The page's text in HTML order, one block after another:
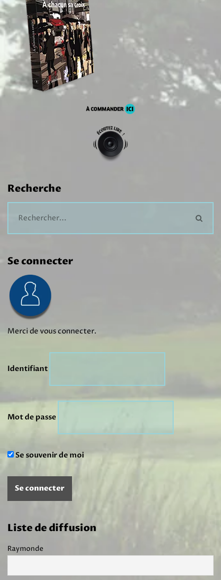
Recherche
Se connecter
Merci de vous connecter.
Identifiant
Mot de passe
Se souvenir de moi
Liste de diffusion
Raymonde